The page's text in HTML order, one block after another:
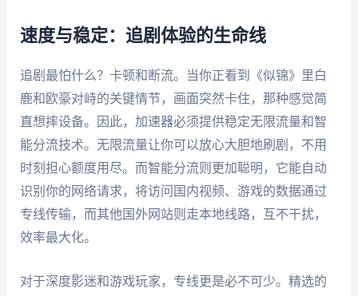
速度与稳定：追剧体验的生命线
追剧最怕什么？卡顿和断流。当你正看到《似锦》里白
鹿和欧豪对峙的关键情节，画面突然卡住，那种感觉简
直想摔设备。因此，加速器必须提供稳定无限流量和智
能分流技术。无限流量让你可以放心大胆地刷剧，不用
时刻担心额度用尽。而智能分流则更加聪明，它能自动
识别你的网络请求，将访问国内视频、游戏的数据通过
专线传输，而其他国外网站则走本地线路，互不干扰，
效率最大化。
对于深度影迷和游戏玩家，专线更是必不可少。精选的